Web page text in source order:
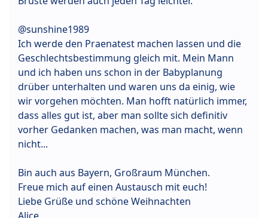
@sunshine1989
Ich werde den Praenatest machen lassen und die
Geschlechtsbestimmung gleich mit. Mein Mann
und ich haben uns schon in der Babyplanung
drüber unterhalten und waren uns da einig, wie
wir vorgehen möchten. Man hofft natürlich immer,
dass alles gut ist, aber man sollte sich definitiv
vorher Gedanken machen, was man macht, wenn
nicht...
Bin auch aus Bayern, Großraum München.
Freue mich auf einen Austausch mit euch!
Liebe Grüße und schöne Weihnachten